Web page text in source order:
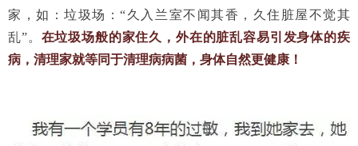
家，如：垃圾场：“久入兰室不闻其香，久住脏屋不觉其
乱”。 在垃圾场般的家住久，外在的脏乱容易引发身体的疾
病，清理家就等同于清理病病菌，身体自然更健康！